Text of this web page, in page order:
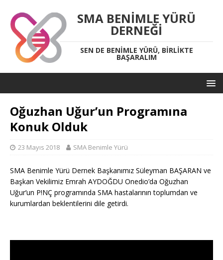
SMA BENIMLE YÜRÜ
DERNEĞI
SEN DE BENIMLE YÜRÜ, BIRLIKTE
BAŞARALIM
Oğuzhan Uğur’un Programına
Konuk Olduk
23 Mayıs 2018 SMA Benimle Yürü
SMA Benimle Yürü Dernek Başkanımız Süleyman BAŞARAN ve
Başkan Vekilimiz Emrah AYDOĞDU Onedio’da Oğuzhan
Uğur’un P!NÇ programında SMA hastalarının toplumdan ve
kurumlardan beklentilerini dile getirdi.